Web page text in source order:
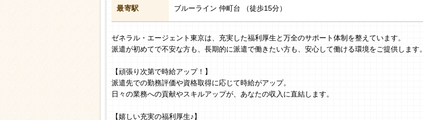
最寄駅 ブルーライン 仲町台 （徒歩15分）
ゼネラル・エージェント東京は、充実した福利厚生と万全のサポート体制を整えています。
派遣が初めてで不安な方も、長期的に派遣で働きたい方も、安心して働ける環境をご提供します。
【頑張り次第で時給アップ！】
派遣先での勤務評価や資格取得に応じて時給がアップ。
日々の業務への貢献やスキルアップが、あなたの収入に直結します。
【嬉しい充実の福利厚生♪】